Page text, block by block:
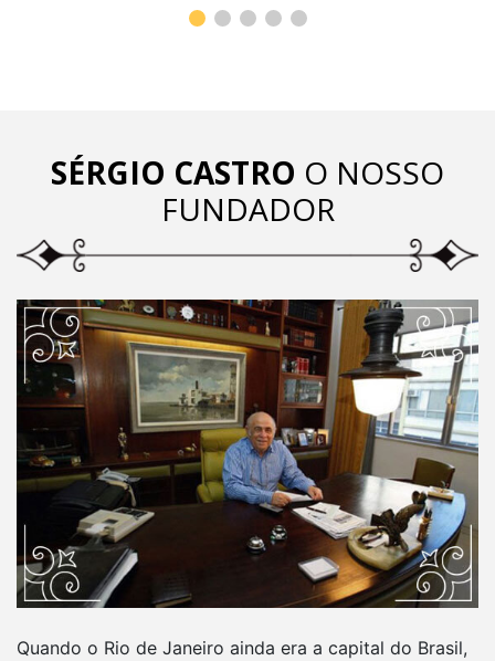
SÉRGIO CASTRO O NOSSO
FUNDADOR
Quando o Rio de Janeiro ainda era a capital do Brasil,